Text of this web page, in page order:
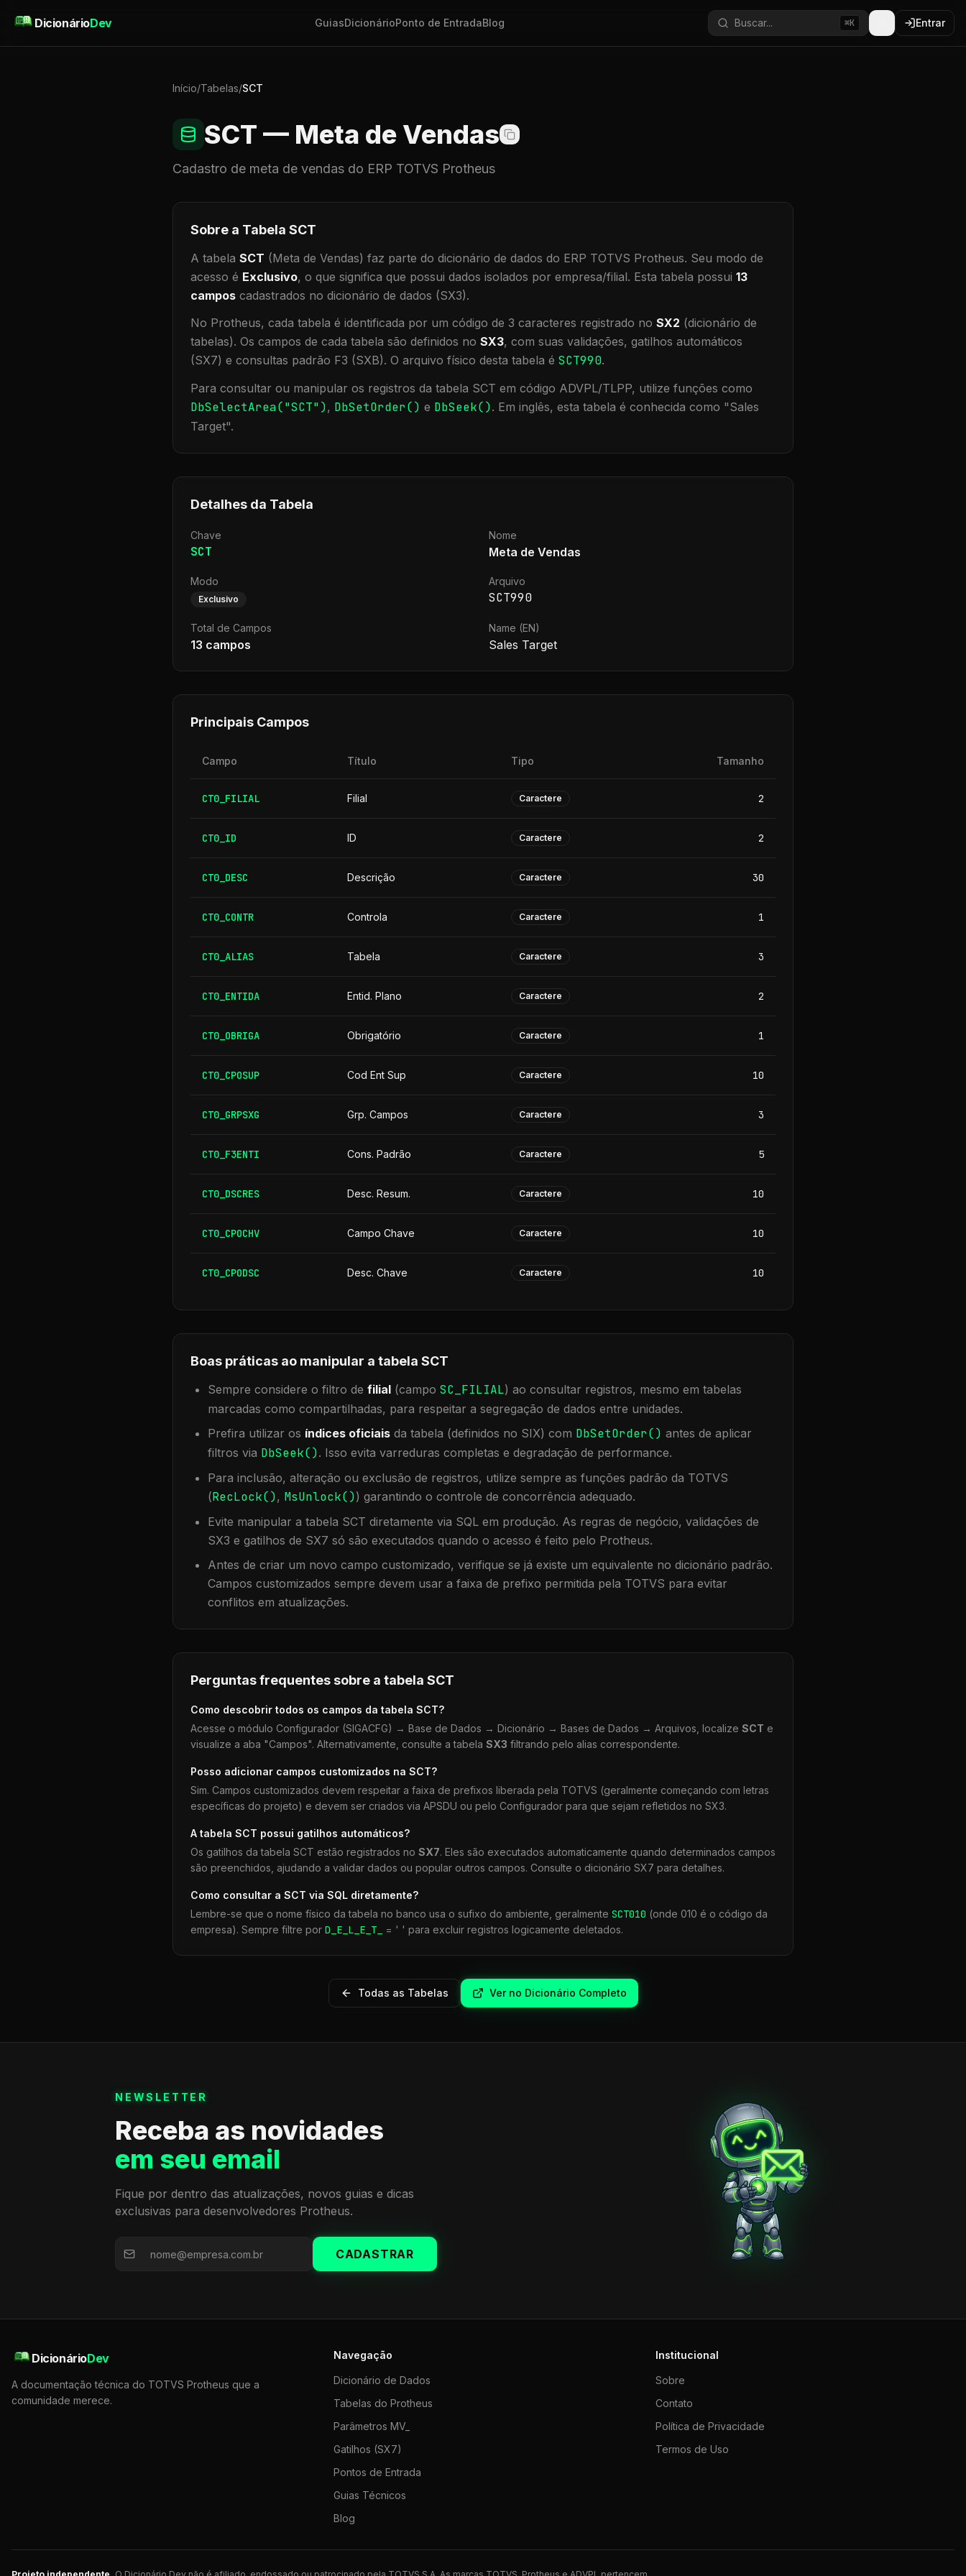
DicionárioDev GuiasDicionárioPonto de EntradaBlog Buscar... ⌘K Entrar
Início/Tabelas/SCT
SCT — Meta de Vendas
Cadastro de meta de vendas do ERP TOTVS Protheus
Sobre a Tabela SCT
A tabela SCT (Meta de Vendas) faz parte do dicionário de dados do ERP TOTVS Protheus. Seu modo de
acesso é Exclusivo, o que significa que possui dados isolados por empresa/filial. Esta tabela possui 13
campos cadastrados no dicionário de dados (SX3).
No Protheus, cada tabela é identificada por um código de 3 caracteres registrado no SX2 (dicionário de
tabelas). Os campos de cada tabela são definidos no SX3, com suas validações, gatilhos automáticos
(SX7) e consultas padrão F3 (SXB). O arquivo físico desta tabela é SCT990.
Para consultar ou manipular os registros da tabela SCT em código ADVPL/TLPP, utilize funções como
DbSelectArea("SCT"), DbSetOrder() e DbSeek(). Em inglês, esta tabela é conhecida como "Sales
Target".
Detalhes da Tabela
Chave
SCT
Nome
Meta de Vendas
Modo
Exclusivo
Arquivo
SCT990
Total de Campos
13 campos
Name (EN)
Sales Target
Principais Campos
Campo Título Tipo Tamanho
CT0_FILIAL Filial Caractere 2
CT0_ID ID Caractere 2
CT0_DESC Descrição Caractere 30
CT0_CONTR Controla Caractere 1
CT0_ALIAS Tabela Caractere 3
CT0_ENTIDA Entid. Plano Caractere 2
CT0_OBRIGA Obrigatório Caractere 1
CT0_CPOSUP Cod Ent Sup Caractere 10
CT0_GRPSXG Grp. Campos Caractere 3
CT0_F3ENTI Cons. Padrão Caractere 5
CT0_DSCRES Desc. Resum. Caractere 10
CT0_CPOCHV Campo Chave Caractere 10
CT0_CPODSC Desc. Chave Caractere 10
Boas práticas ao manipular a tabela SCT
Sempre considere o filtro de filial (campo SC_FILIAL) ao consultar registros, mesmo em tabelas
marcadas como compartilhadas, para respeitar a segregação de dados entre unidades.
Prefira utilizar os índices oficiais da tabela (definidos no SIX) com DbSetOrder() antes de aplicar
filtros via DbSeek(). Isso evita varreduras completas e degradação de performance.
Para inclusão, alteração ou exclusão de registros, utilize sempre as funções padrão da TOTVS
(RecLock(), MsUnlock()) garantindo o controle de concorrência adequado.
Evite manipular a tabela SCT diretamente via SQL em produção. As regras de negócio, validações de
SX3 e gatilhos de SX7 só são executados quando o acesso é feito pelo Protheus.
Antes de criar um novo campo customizado, verifique se já existe um equivalente no dicionário padrão.
Campos customizados sempre devem usar a faixa de prefixo permitida pela TOTVS para evitar
conflitos em atualizações.
Perguntas frequentes sobre a tabela SCT
Como descobrir todos os campos da tabela SCT?
Acesse o módulo Configurador (SIGACFG) → Base de Dados → Dicionário → Bases de Dados → Arquivos, localize SCT e
visualize a aba "Campos". Alternativamente, consulte a tabela SX3 filtrando pelo alias correspondente.
Posso adicionar campos customizados na SCT?
Sim. Campos customizados devem respeitar a faixa de prefixos liberada pela TOTVS (geralmente começando com letras
específicas do projeto) e devem ser criados via APSDU ou pelo Configurador para que sejam refletidos no SX3.
A tabela SCT possui gatilhos automáticos?
Os gatilhos da tabela SCT estão registrados no SX7. Eles são executados automaticamente quando determinados campos
são preenchidos, ajudando a validar dados ou popular outros campos. Consulte o dicionário SX7 para detalhes.
Como consultar a SCT via SQL diretamente?
Lembre-se que o nome físico da tabela no banco usa o sufixo do ambiente, geralmente SCT010 (onde 010 é o código da
empresa). Sempre filtre por D_E_L_E_T_ = ' ' para excluir registros logicamente deletados.
Todas as Tabelas Ver no Dicionário Completo
NEWSLETTER
Receba as novidades
em seu email
Fique por dentro das atualizações, novos guias e dicas
exclusivas para desenvolvedores Protheus.
CADASTRAR
DicionárioDev
A documentação técnica do TOTVS Protheus que a
comunidade merece.
Navegação
Dicionário de Dados
Tabelas do Protheus
Parâmetros MV_
Gatilhos (SX7)
Pontos de Entrada
Guias Técnicos
Blog
Institucional
Sobre
Contato
Política de Privacidade
Termos de Uso